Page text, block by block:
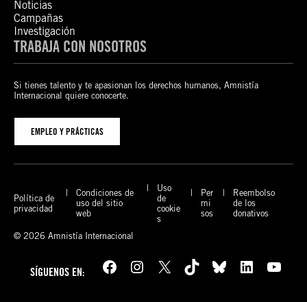
Noticias
Campañas
Investigación
TRABAJA CON NOSOTROS
Si tienes talento y te apasionan los derechos humanos, Amnistía
Internacional quiere conocerte.
EMPLEO Y PRÁCTICAS
Política de
privacidad
Condiciones de
uso del sitio
web
Uso
de
cookie
s
Per
mi
sos
Reembolso
de los
donativos
© 2026 Amnistía Internacional
SÍGUENOS EN: Facebook Instagram X TikTok Bluesky LinkedIn YouTube